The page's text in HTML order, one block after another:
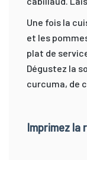
Une fois la
et les
plat de
Dégustez la
curcuma, de
Imprimez la